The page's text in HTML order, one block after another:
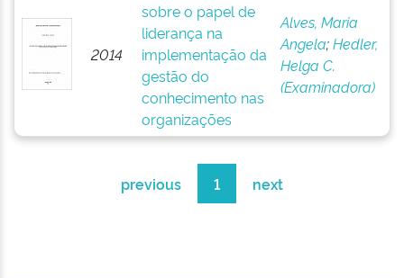
2014
sobre o papel de
liderança na
implementação da
gestão do
conhecimento nas
organizações
Alves, Maria
Angela;Hedler,
Helga C.
(Examinadora)
previous 1 next